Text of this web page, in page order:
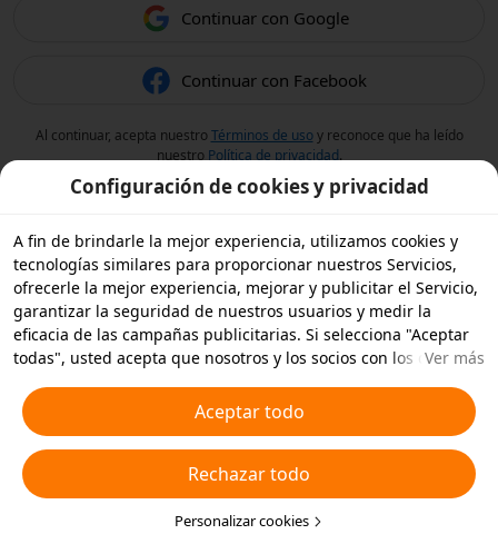
Continuar con Google
Continuar con Facebook
Al continuar, acepta nuestroTérminos de usoy reconoce que ha leído
nuestro Política de privacidad.
Configuración de cookies y privacidad
A fin de brindarle la mejor experiencia, utilizamos cookies y
tecnologías similares para proporcionar nuestros Servicios,
ofrecerle la mejor experiencia, mejorar y publicitar el Servicio,
garantizar la seguridad de nuestros usuarios y medir la
eficacia de las campañas publicitarias. Si selecciona "Aceptar
todas", usted acepta que nosotros y los socios con los que
su dispositivo con fines publicitarios. También puede
"Rechazar todas" las cookies no esenciales o elegir qué tipos
de cookies desea aceptar o desactivar haciendo clic en
"Personalizar cookies" a continuación, o en cualquier momento
en su configuración de privacidad. Para obtener más detalles,
Política de cookies y tecnologías similares
Ver más
Aceptar todo
Rechazar todo
Personalizar cookies